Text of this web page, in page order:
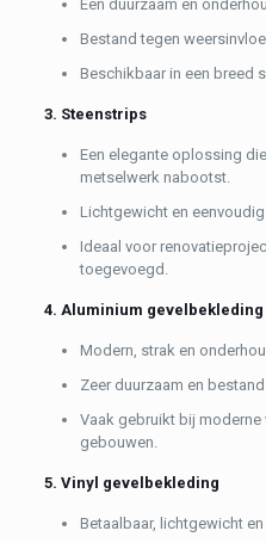
Een duurzaam en
Bestand tegen
Beschikbaar in een breed
3. Steenstrips
Een elegante oplossing
metselwerk nabootst.
Lichtgewicht en eenvoudig
Ideaal voor
toegevoegd.
4. Aluminium gevelbekleding
Modern, strak en
Zeer duurzaam en
Vaak gebruikt bij
gebouwen.
5. Vinyl gevelbekleding
Betaalbaar, lichtgewicht